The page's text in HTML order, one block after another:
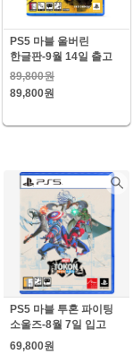
PS5 마블 울버린
한글판-9월 14일 출고
89,800원
89,800원
PS5 마블 투혼 파이팅
소울즈-8월 7일 입고
69,800원